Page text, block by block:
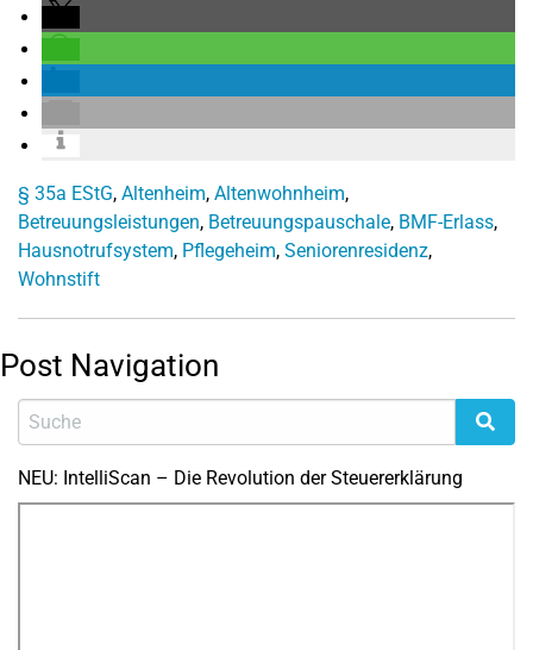
§ 35a EStG, Altenheim, Altenwohnheim,
Betreuungsleistungen, Betreuungspauschale, BMF-Erlass,
Hausnotrufsystem, Pflegeheim, Seniorenresidenz,
Wohnstift
Post Navigation
NEU: IntelliScan – Die Revolution der Steuererklärung